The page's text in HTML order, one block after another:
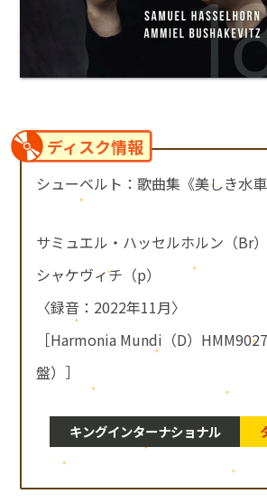
ディスク情報
シューベルト：歌曲集《美しき水
サミュエル・ハッセルホルン（Br
シャケヴィチ（p）
〈録音：2022年11月〉
［Harmonia Mundi（D）
盤）］
キングインターナショナル